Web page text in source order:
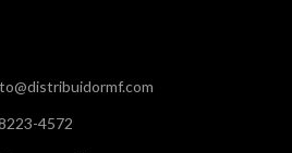
4572